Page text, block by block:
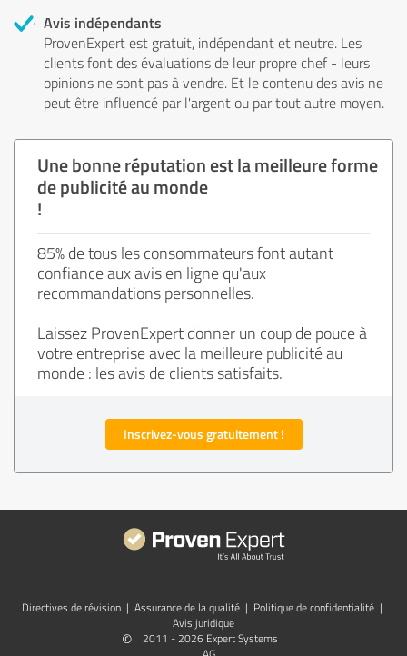
Avis indépendants
ProvenExpert est gratuit, indépendant et neutre. Les
clients font des évaluations de leur propre chef - leurs
opinions ne sont pas à vendre. Et le contenu des avis ne
peut être influencé par l'argent ou par tout autre moyen.
Une bonne réputation est la meilleure forme
de publicité au monde
!
85% de tous les consommateurs font autant
confiance aux avis en ligne qu'aux
recommandations personnelles.
Laissez ProvenExpert donner un coup de pouce à
votre entreprise avec la meilleure publicité au
monde : les avis de clients satisfaits.
Inscrivez-vous gratuitement !
Directives de révision | Assurance de la qualité | Politique de confidentialité |
Avis juridique
©
2011 - 2026 Expert Systems